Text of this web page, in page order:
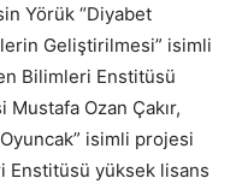
Yörük “Diyabet
Geliştirilmesi” isimli
Bilimleri Enstitüsü
Ozan Çakır,
isimli projesi
Enstitüsü yüksek lisans